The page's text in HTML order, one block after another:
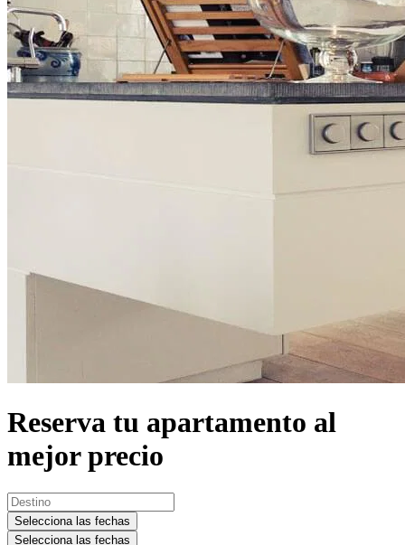
Reserva tu apartamento al
mejor precio
Selecciona las fechas
Selecciona las fechas